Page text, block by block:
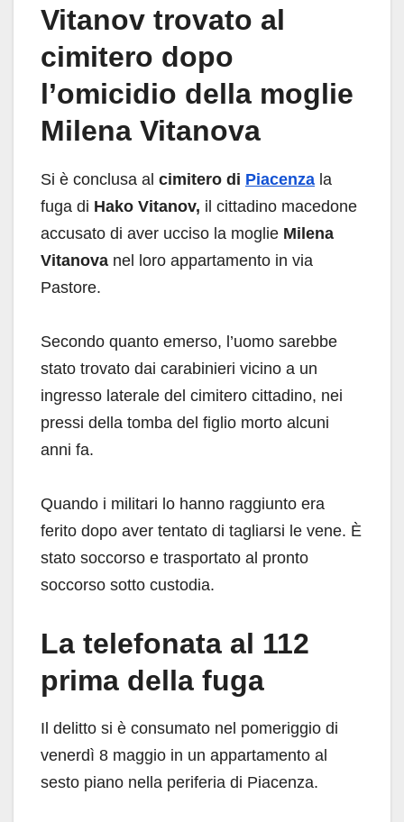
Vitanov trovato al
cimitero dopo
l’omicidio della moglie
Milena Vitanova
Si è conclusa al cimitero di Piacenza la
fuga di Hako Vitanov, il cittadino macedone
accusato di aver ucciso la moglie Milena
Vitanova nel loro appartamento in via
Pastore.
Secondo quanto emerso, l’uomo sarebbe
stato trovato dai carabinieri vicino a un
ingresso laterale del cimitero cittadino, nei
pressi della tomba del figlio morto alcuni
anni fa.
Quando i militari lo hanno raggiunto era
ferito dopo aver tentato di tagliarsi le vene. È
stato soccorso e trasportato al pronto
soccorso sotto custodia.
La telefonata al 112
prima della fuga
Il delitto si è consumato nel pomeriggio di
venerdì 8 maggio in un appartamento al
sesto piano nella periferia di Piacenza.